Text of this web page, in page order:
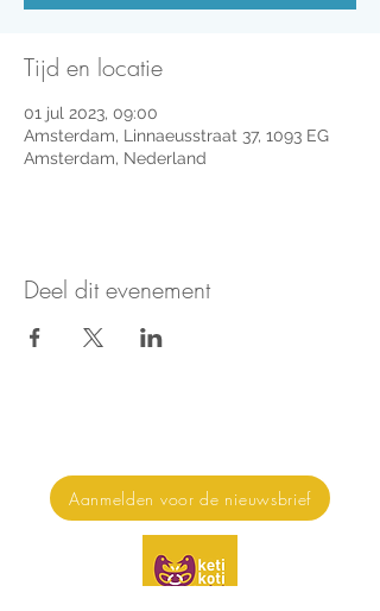
Tijd en locatie
01 jul 2023, 09:00
Amsterdam, Linnaeusstraat 37, 1093 EG
Amsterdam, Nederland
Deel dit evenement
Aanmelden voor de nieuwsbrief